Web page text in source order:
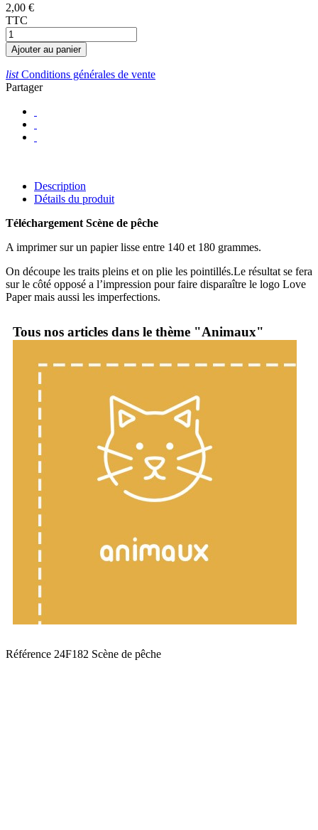
2,00 €
TTC
Ajouter au panier
listConditions générales de vente
Partager
Description
Détails du produit
Téléchargement Scène de pêche
A imprimer sur un papier lisse entre 140 et 180 grammes.
On découpe les traits pleins et on plie les pointillés.Le résultat se fera
sur le côté opposé a l’impression pour faire disparaître le logo Love
Paper mais aussi les imperfections.
Tous nos articles dans le thème "Animaux"
Référence 24F182 Scène de pêche